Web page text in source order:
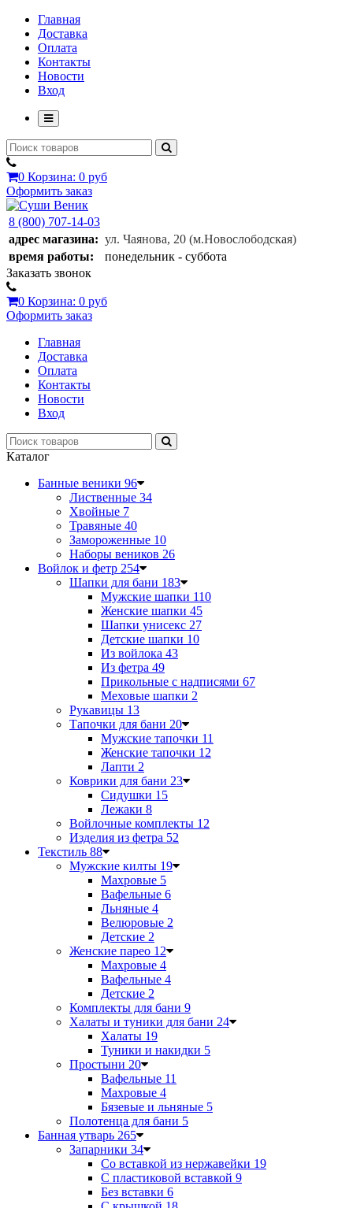
Главная
Доставка
Оплата
Контакты
Новости
Вход
0 Корзина: 0 руб
Оформить заказ
8 (800) 707-14-03
адрес магазина: ул. Чаянова, 20 (м.Новослободская)
время работы:
понедельник - суббота
Заказать звонок
0 Корзина: 0 руб
Оформить заказ
Главная
Доставка
Оплата
Контакты
Новости
Вход
Каталог
Банные веники 96
Лиственные 34
Хвойные 7
Травяные 40
Замороженные 10
Наборы веников 26
Войлок и фетр 254
Шапки для бани 183
Мужские шапки 110
Женские шапки 45
Шапки унисекс 27
Детские шапки 10
Из войлока 43
Из фетра 49
Прикольные с надписями 67
Меховые шапки 2
Рукавицы 13
Тапочки для бани 20
Мужские тапочки 11
Женские тапочки 12
Лапти 2
Коврики для бани 23
Сидушки 15
Лежаки 8
Войлочные комплекты 12
Изделия из фетра 52
Текстиль 88
Мужские килты 19
Махровые 5
Вафельные 6
Льняные 4
Велюровые 2
Детские 2
Женские парео 12
Махровые 4
Вафельные 4
Детские 2
Комплекты для бани 9
Халаты и туники для бани 24
Халаты 19
Туники и накидки 5
Простыни 20
Вафельные 11
Махровые 4
Бязевые и льняные 5
Полотенца для бани 5
Банная утварь 265
Запарники 34
Со вставкой из нержавейки 19
С пластиковой вставкой 9
Без вставки 6